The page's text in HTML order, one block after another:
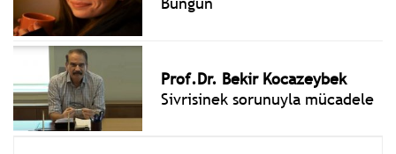
Prof.Dr. Bekir Kocazeybek
Sivrisinek sorunuyla mücadele